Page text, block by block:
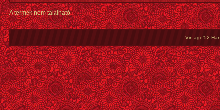
A termék nem található
Vintage'52